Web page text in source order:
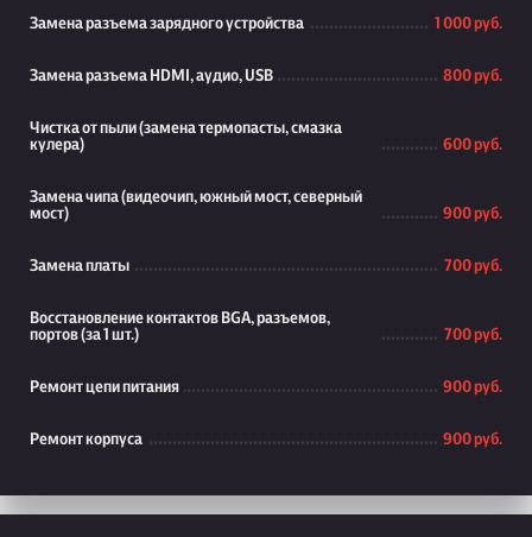
Замена разъема зарядного устройства 1 000 руб.
Замена разъема HDMI, аудио, USB 800 руб.
Чистка от пыли (замена термопасты, смазка
кулера)
600 руб.
Замена чипа (видеочип, южный мост, северный
мост)
900 руб.
Замена платы 700 руб.
Восстановление контактов BGA, разъемов,
портов (за 1 шт.)
700 руб.
Ремонт цепи питания 900 руб.
Ремонт корпуса 900 руб.